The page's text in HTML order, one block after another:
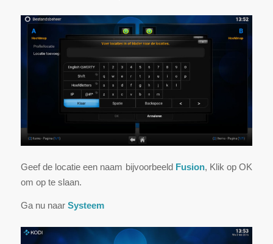
Geef de locatie een naam bijvoorbeeld Fusion, Klik op OK
om op te slaan.
Ga nu naar Systeem